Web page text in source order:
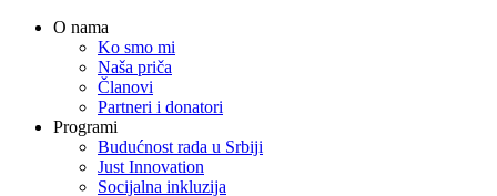
O nama
Ko smo mi
Naša priča
Članovi
Partneri i donatori
Programi
Budućnost rada u Srbiji
Just Innovation
Socijalna inkluzija